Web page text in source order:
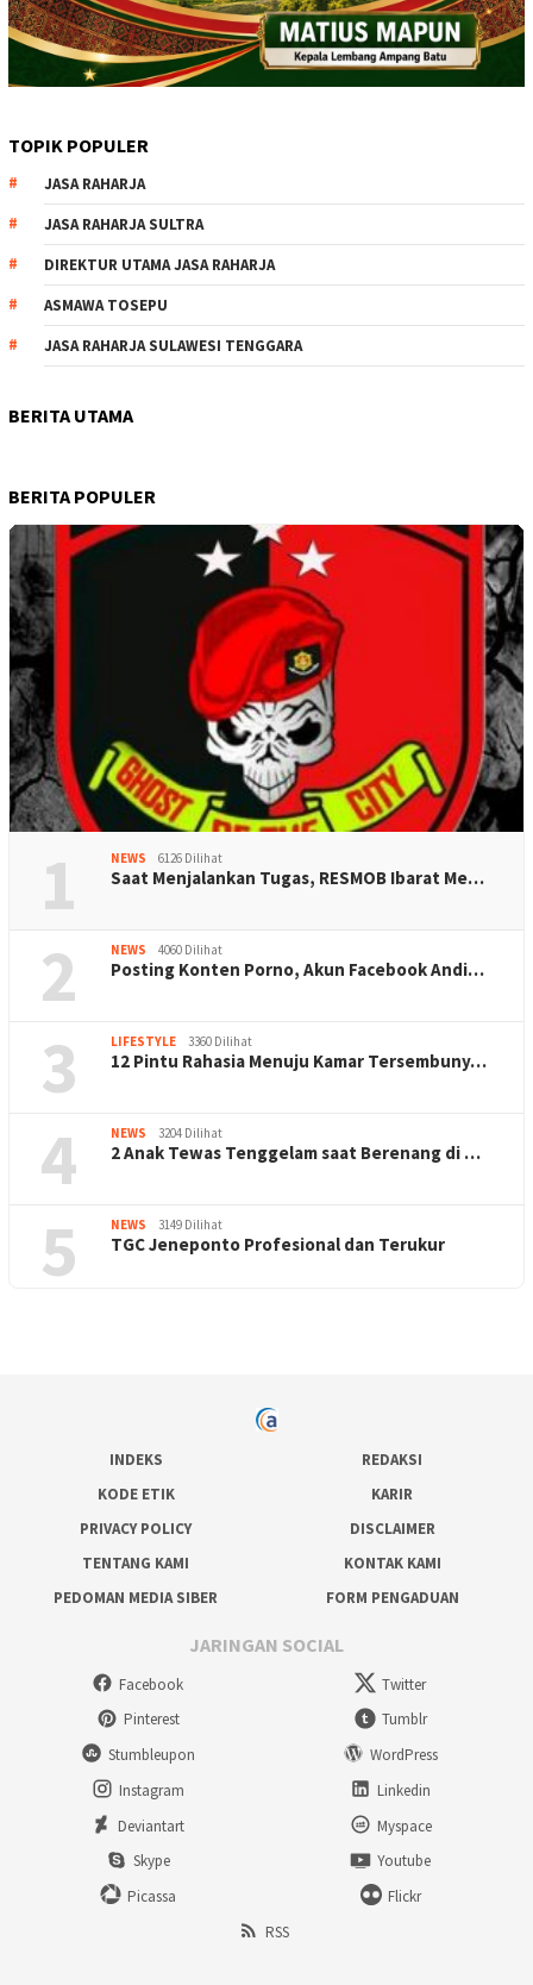
TOPIK POPULER
JASA RAHARJA
JASA RAHARJA SULTRA
DIREKTUR UTAMA JASA RAHARJA
ASMAWA TOSEPU
JASA RAHARJA SULAWESI TENGGARA
BERITA UTAMA
BERITA POPULER
1 NEWS 6126 Dilihat
Saat Menjalankan Tugas, RESMOB Ibarat Me…
2 NEWS 4060 Dilihat
Posting Konten Porno, Akun Facebook Andi…
3 LIFESTYLE 3360 Dilihat
12 Pintu Rahasia Menuju Kamar Tersembuny…
4 NEWS 3204 Dilihat
2 Anak Tewas Tenggelam saat Berenang di …
5 NEWS 3149 Dilihat
TGC Jeneponto Profesional dan Terukur
INDEKS
REDAKSI
KODE ETIK
KARIR
PRIVACY POLICY
DISCLAIMER
TENTANG KAMI
KONTAK KAMI
PEDOMAN MEDIA SIBER
FORM PENGADUAN
JARINGAN SOCIAL
Facebook
Twitter
Pinterest
Tumblr
Stumbleupon
WordPress
Instagram
Linkedin
Deviantart
Myspace
Skype
Youtube
Picassa
Flickr
RSS